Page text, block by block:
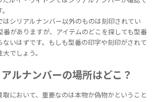
はシリアルナンバー以外のものは刻印されてい
番がありますが、アイテムのどこを探しても型番
いはずです。もしも型番の印字や刻印がされて
でしょう。
アルナンバーの場所はどこ？
において、重要なのは本物か偽物かということ